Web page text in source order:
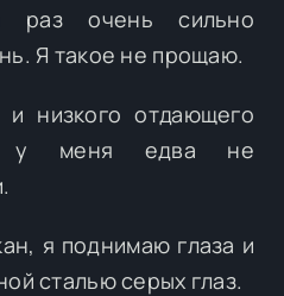
раз очень сильно
Я такое не прощаю.
низкого отдающего
у меня едва не
я поднимаю глаза и
сталью серых глаз.